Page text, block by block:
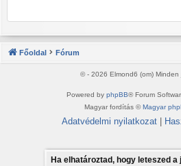
Főoldal Fórum
© - 2026 Elmond6 (om) Minden
Powered by phpBB® Forum
Magyar fordítás ©Magyar
Adatvédelmi nyilatkozat
Ha elhatároztad, hogy leteszed a